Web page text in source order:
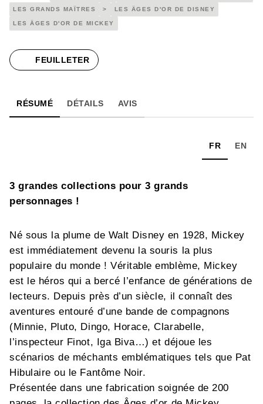
LES GRANDS MAÎTRES > LES ÂGES D'OR DE DISNEY
LES ÂGES D'OR DE MICKEY
FEUILLETER
RÉSUMÉ DÉTAILS AVIS
FR EN
3 grandes collections pour 3 grands
personnages !
Né sous la plume de Walt Disney en 1928, Mickey
est immédiatement devenu la souris la plus
populaire du monde ! Véritable emblème, Mickey
est le héros qui a bercé l’enfance de générations de
lecteurs. Depuis près d’un siècle, il connaît des
aventures entouré d’une bande de compagnons
(Minnie, Pluto, Dingo, Horace, Clarabelle,
l’inspecteur Finot, Iga Biva…) et déjoue les
scénarios de méchants emblématiques tels que Pat
Hibulaire ou le Fantôme Noir.
Présentée dans une fabrication soignée de 200